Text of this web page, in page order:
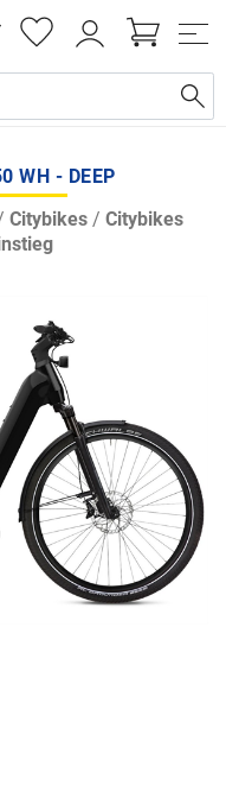
WH - DEEP
Citybikes/ Citybikes